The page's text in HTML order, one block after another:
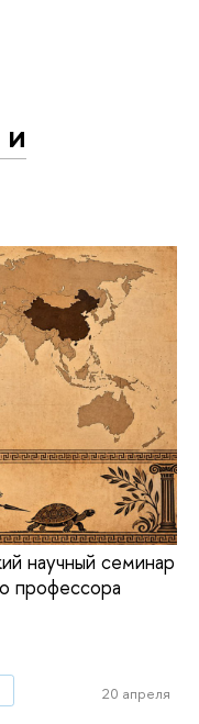
научный семинар
профессора
20 апреля